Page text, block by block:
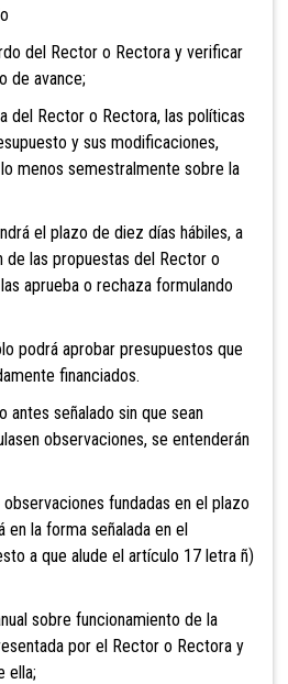
del Rector o Rectora y verificar
de avance;
del Rector o Rectora, las políticas
y sus modificaciones,
menos semestralmente sobre la
el plazo de diez días hábiles, a
de las propuestas del Rector o
aprueba o rechaza formulando
podrá aprobar presupuestos que
financiados.
señalado sin que sean
observaciones, se entenderán
fundadas en el plazo
en la forma señalada en el
a que alude el artículo 17 letra ñ)
sobre funcionamiento de la
por el Rector o Rectora y
ella;